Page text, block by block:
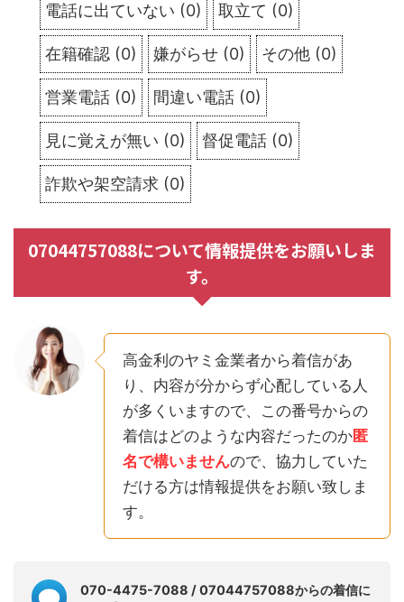
電話に出ていない (0) 取立て (0)
在籍確認 (0) 嫌がらせ (0) その他 (0)
営業電話 (0) 間違い電話 (0)
見に覚えが無い (0) 督促電話 (0)
詐欺や架空請求 (0)
07044757088について情報提供をお願いしま
す。
高金利のヤミ金業者から着信があ
り、内容が分からず心配している人
が多くいますので、この番号からの
着信はどのような内容だったのか匿
名で構いませんので、協力していた
だける方は情報提供をお願い致しま
す。
070-4475-7088 / 07044757088からの着信に